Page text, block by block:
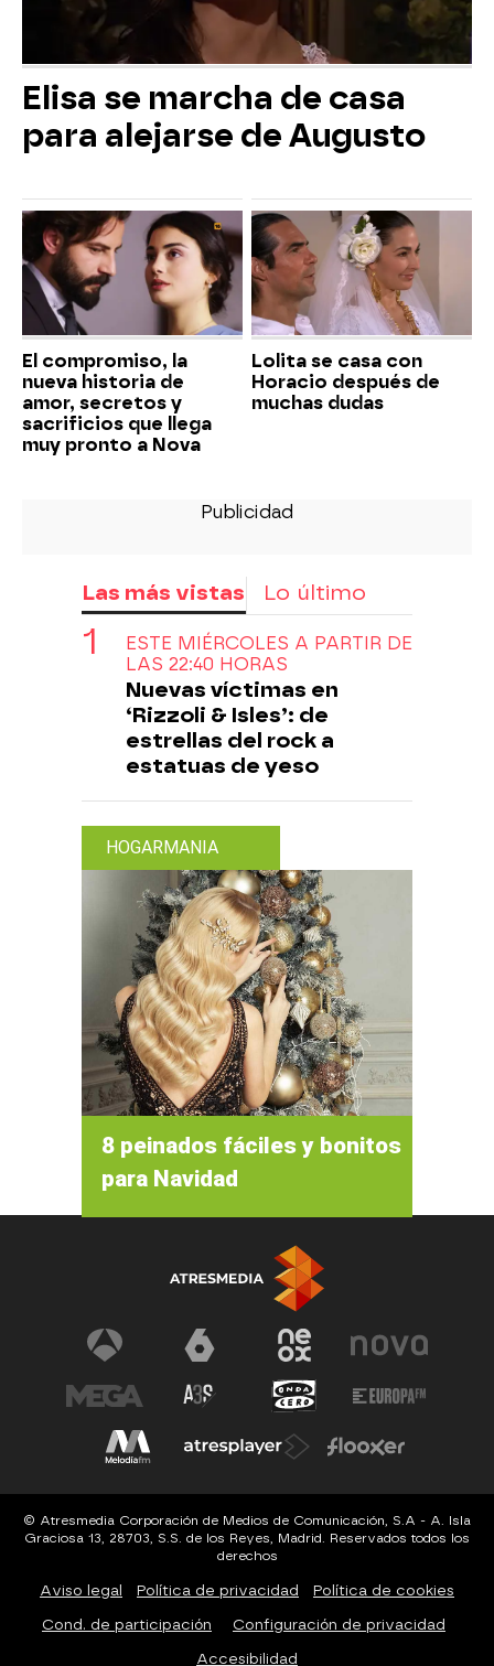
Elisa se marcha de casa
para alejarse de Augusto
El compromiso, la
nueva historia de
amor, secretos y
sacrificios que llega
muy pronto a Nova
Lolita se casa con
Horacio después de
muchas dudas
Las más vistas Lo último
ESTE MIÉRCOLES A PARTIR DE
LAS 22:40 HORAS
Nuevas víctimas en
‘Rizzoli & Isles’: de
estrellas del rock a
estatuas de yeso
HOGARMANIA
8 peinados fáciles y bonitos
para Navidad
© Atresmedia Corporación de Medios de Comunicación, S.A - A. Isla
Graciosa 13, 28703, S.S. de los Reyes, Madrid. Reservados todos los
derechos
Aviso legal Política de privacidad Política de cookies
Cond. de participación Configuración de privacidad
Accesibilidad